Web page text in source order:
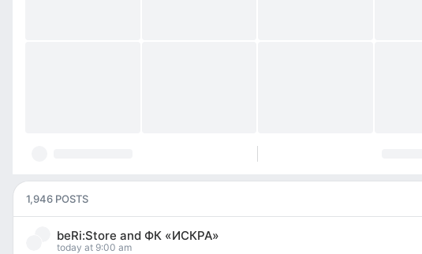
1,946 POSTS
beRi:Store and ФК «ИСКРА»
today at 9:00 am